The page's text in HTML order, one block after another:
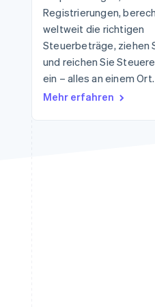
Registrierungen,
weltweit die richtigen
Steuerbeträge, ziehen
und reichen Sie
ein – alles an einem Ort.
Mehr erfahren